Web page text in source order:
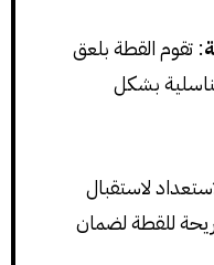
: تقوم القطة بلعق
بشكل
لاستقبال
للقطة لضمان